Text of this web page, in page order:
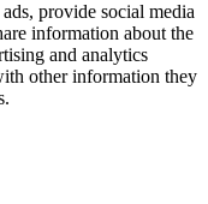
provide social media
information about the
and analytics
other information they